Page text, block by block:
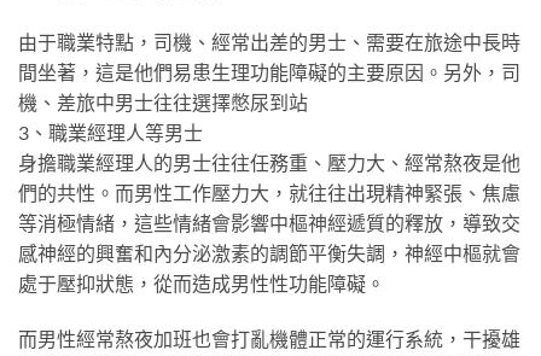
由于職業特點，司機、經常出差的男士、需要在旅途中長時
間坐著，這是他們易患生理功能障礙的主要原因。另外，司
機、差旅中男士往往選擇憋尿到站
3、職業經理人等男士
身擔職業經理人的男士往往任務重、壓力大、經常熬夜是他
們的共性。而男性工作壓力大，就往往出現精神緊張、焦慮
等消極情緒，這些情緒會影響中樞神經遞質的釋放，導致交
感神經的興奮和內分泌激素的調節平衡失調，神經中樞就會
處于壓抑狀態，從而造成男性性功能障礙。
而男性經常熬夜加班也會打亂機體正常的運行系統，干擾雄